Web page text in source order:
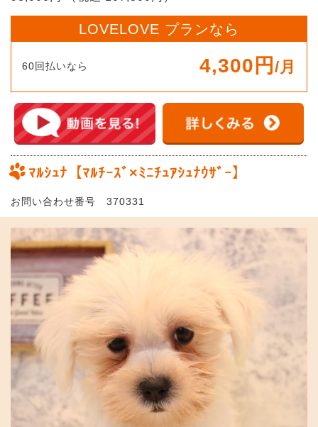
LOVELOVE プランなら
60回払いなら 4,300円 /月
ﾏﾙｼｭﾅ【ﾏﾙﾁｰｽﾞ×ﾐﾆﾁｭｱｼｭﾅｳｻﾞｰ】
お問い合わせ番号 370331